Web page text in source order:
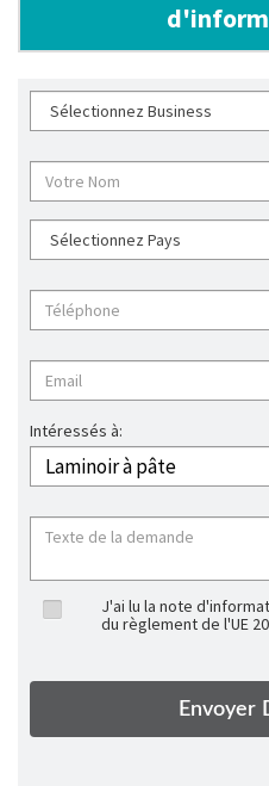
Intéressés à:
J'ai lu la note
du règlement de l'UE